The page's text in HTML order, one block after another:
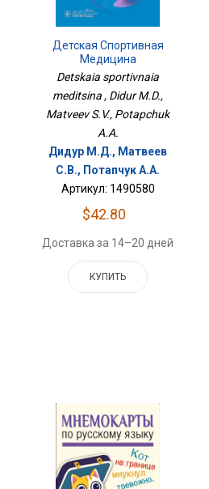
Детская Спортивная
Медицина
Detskaia sportivnaia
meditsina , Didur M.D.,
Matveev S.V., Potapchuk
A.A.
Дидур М.Д., Матвеев
С.В., Потапчук А.А.
Артикул: 1490580
$42.80
Доставка за 14–20 дней
КУПИТЬ